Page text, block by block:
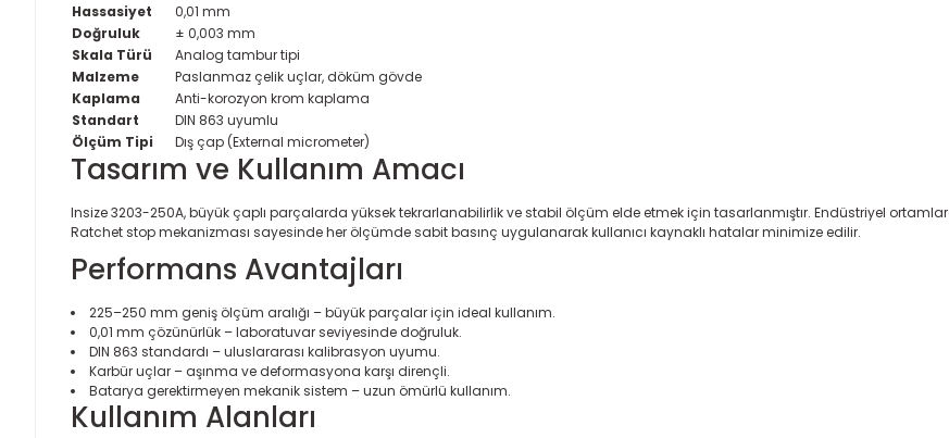
Hassasiyet
0,01 mm
Doğruluk
± 0,003 mm
Skala Türü
Analog tambur tipi
Malzeme
Paslanmaz çelik uçlar, döküm gövde
Kaplama
Anti-korozyon krom kaplama
Standart
DIN 863 uyumlu
Ölçüm Tipi
Dış çap (External micrometer)
Tasarım ve Kullanım Amacı
Insize 3203-250A, büyük çaplı parçalarda yüksek tekrarlanabilirlik ve stabil ölçüm elde etmek için tasarlanmıştır. Endüstriyel
Ratchet stop mekanizması sayesinde her ölçümde sabit basınç uygulanarak kullanıcı kaynaklı hatalar minimize edilir.
Performans Avantajları
225–250 mm geniş ölçüm aralığı – büyük parçalar için ideal kullanım.
0,01 mm çözünürlük – laboratuvar seviyesinde doğruluk.
DIN 863 standardı – uluslararası kalibrasyon uyumu.
Karbür uçlar – aşınma ve deformasyona karşı dirençli.
Batarya gerektirmeyen mekanik sistem – uzun ömürlü kullanım.
Kullanım Alanları